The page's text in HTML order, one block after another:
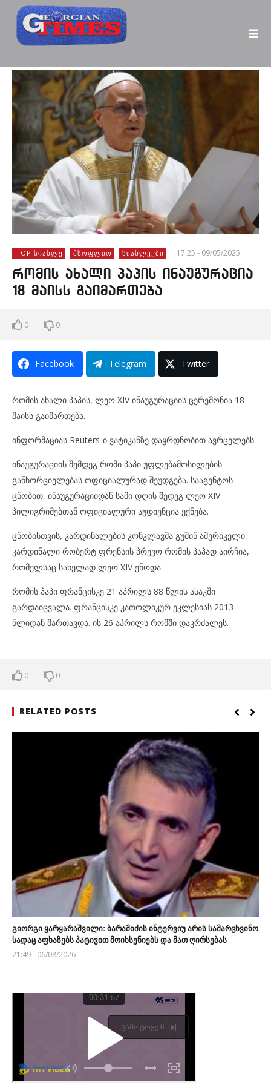
TOP ᲡᲘᲐᲮᲚᲔ ᲛᲡᲝᲤᲚᲘᲝ ᲡᲘᲐᲮᲚᲔᲔᲑᲘ 17:25 - 09/05/2025
რომის ახალი პაპის ინაუგურაცია
18 მაისს გაიმართება
0 0
Facebook Telegram Twitter
რომის ახალი პაპის, ლეო XIV ინაუგურაციის ცერემონია 18
მაისს გაიმართება.
ინფორმაციას Reuters-ი ვატიკანზე დაყრდნობით ავრცელებს.
ინაუგურაციის შემდეგ რომი პაპი უფლებამოსილების
განხორციელებას ოფიციალურად შეუდგება. სააგენტოს
ცნობით, ინაუგურაციიდან სამი დღის შედეგ ლეო XIV
პილიგრიმებთან ოფიციალური აუდიენცია ექნება.
ცნობისთვის, კარდინალების კონკლავმა გუშინ ამერიკელი
კარდინალი რობერტ ფრენსის პრევო რომის პაპად აირჩია,
რომელსაც სახელად ლეო XIV ეწოდა.
რომის პაპი ფრანცისკე 21 აპრილს 88 წლის ასაკში
გარდაიცვალა. ფრანცისკე კათოლიკურ ეკლესიას 2013
წლიდან მართავდა. ის 26 აპრილს რომში დაკრძალეს.
0 0
RELATED POSTS
გიორგი ყარყარაშვილი: ბარამიძის ინტერვიუ არის სამარცხვინო
სადაც აფხაზებს პატივით მოიხსენიებს და მათ ღირსებას
21:49 - 06/08/2026